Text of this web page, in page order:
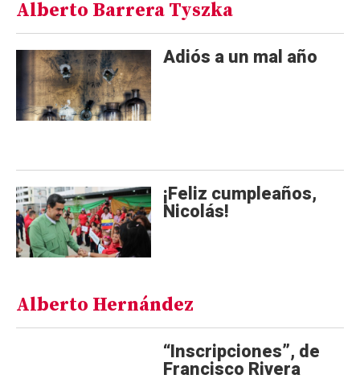
Alberto Barrera Tyszka
Adiós a un mal año
¡Feliz cumpleaños,
Nicolás!
Alberto Hernández
“Inscripciones”, de
Francisco Rivera